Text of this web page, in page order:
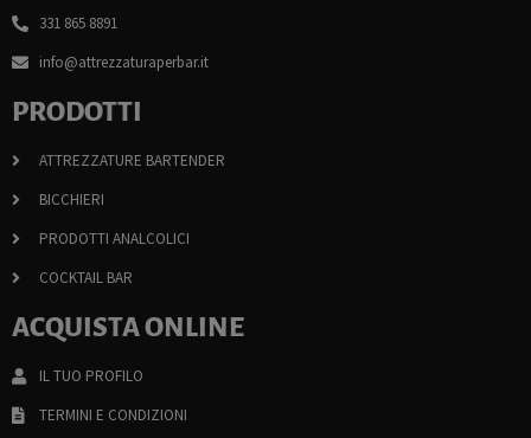
331 865 8891
info@attrezzaturaperbar.it
PRODOTTI
ATTREZZATURE BARTENDER
BICCHIERI
PRODOTTI ANALCOLICI
COCKTAIL BAR
ACQUISTA ONLINE
IL TUO PROFILO
TERMINI E CONDIZIONI